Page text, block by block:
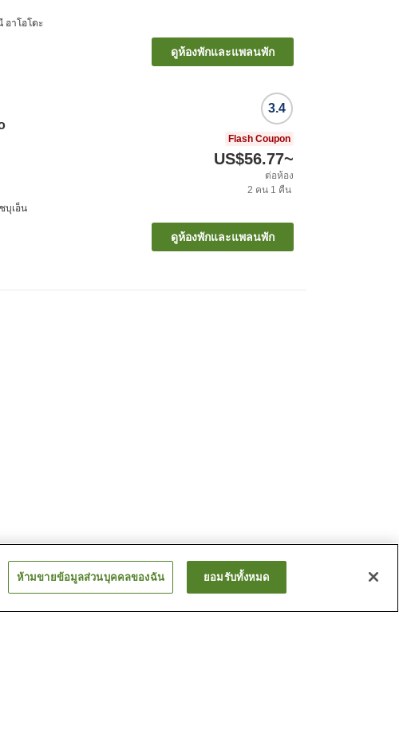
อาโอโตะ
ดูห้องพักและแพลนพัก
บุเอ็น
3.4
Flash Coupon
US$56.77~
ต่อห้อง
2 คน 1 คืน
ดูห้องพักและแพลนพัก
ห้ามขายข้อมูลส่วนบุคคลของฉัน ยอมรับทั้งหมด